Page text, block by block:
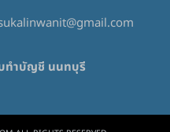
ทำบัญชี นนทบุรี